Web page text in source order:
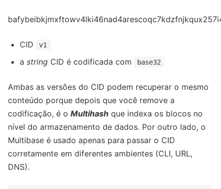
CID v1
a string CID é codificada com base32
Ambas as versões do CID podem recuperar o mesmo
conteúdo porque depois que você remove a
codificação, é o Multihash que indexa os blocos no
nível do armazenamento de dados. Por outro lado, o
Multibase é usado apenas para passar o CID
corretamente em diferentes ambientes (CLI, URL,
DNS).